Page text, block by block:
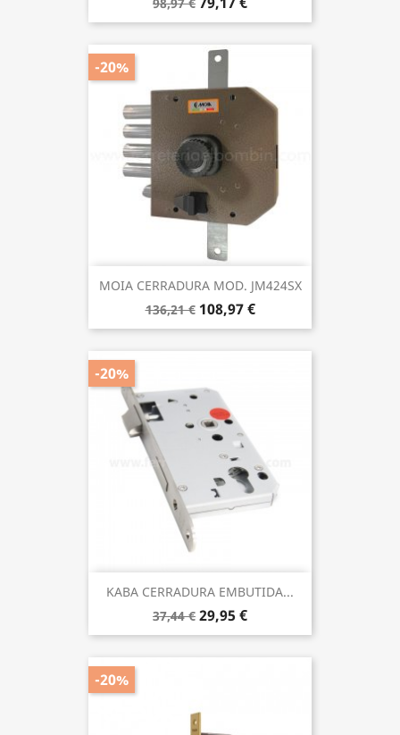
MOIA CERRADURA MOD. JM424SX
136,21 € 108,97 €
-20%
KABA CERRADURA EMBUTIDA...
37,44 € 29,95 €
-20%
-20%